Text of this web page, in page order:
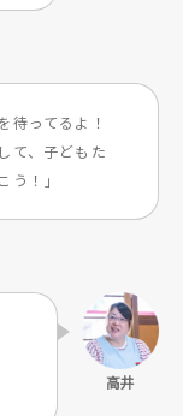
待ってるよ！
て、子どもた
う！」